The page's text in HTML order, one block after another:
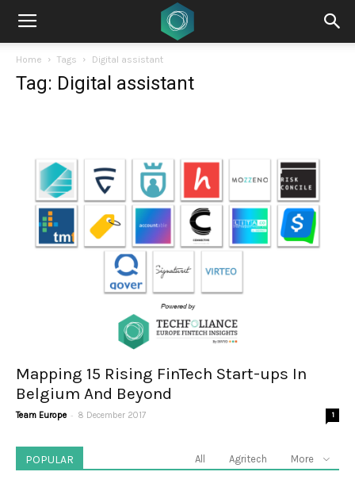
Home Tags Digital assistant
Tag: Digital assistant
Mapping 15 Rising FinTech Start-ups In
Belgium And Beyond
Team Europe - 8 December 2017 1
POPULAR All Agritech More